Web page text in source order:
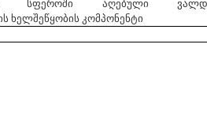
ხელშეწყობის კომპონენტი